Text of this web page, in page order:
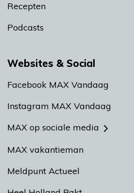
Recepten
Podcasts
Websites & Social
Facebook MAX Vandaag
Instagram MAX Vandaag
MAX op sociale media
MAX vakantieman
Meldpunt Actueel